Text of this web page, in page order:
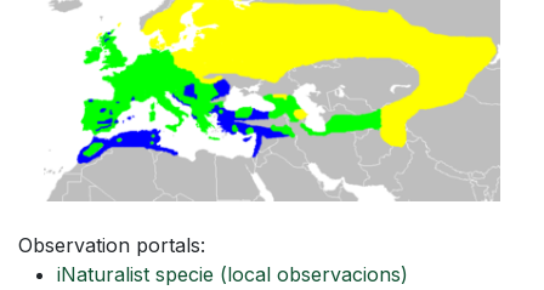
Observation portals:
iNaturalist specie (local observacions)